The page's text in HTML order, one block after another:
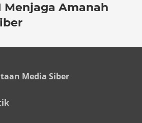
Menjaga Amanah
Media Siber